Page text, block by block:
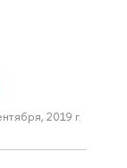
2019 г.